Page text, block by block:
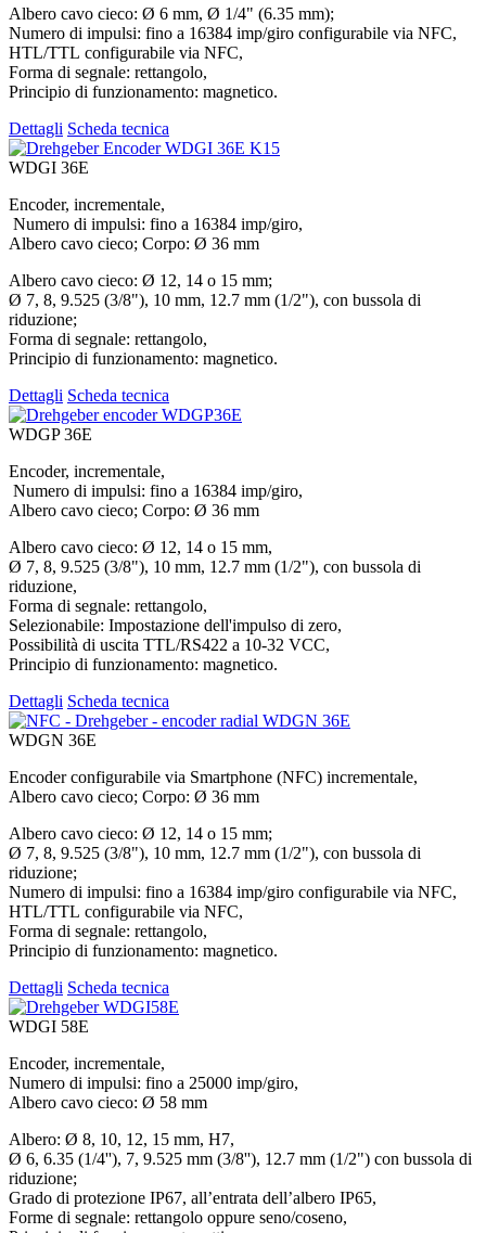
Albero cavo cieco: Ø 6 mm, Ø 1/4" (6.35 mm);
Numero di impulsi: fino a 16384 imp/giro configurabile via NFC,
HTL/TTL configurabile via NFC,
Forma di segnale: rettangolo,
Principio di funzionamento: magnetico.
Dettagli Scheda tecnica
WDGI 36E
Encoder, incrementale,
Numero di impulsi: fino a 16384 imp/giro,
Albero cavo cieco; Corpo: Ø 36 mm
Albero cavo cieco: Ø 12, 14 o 15 mm;
Ø 7, 8, 9.525 (3/8"), 10 mm, 12.7 mm (1/2"), con bussola di
riduzione;
Forma di segnale: rettangolo,
Principio di funzionamento: magnetico.
Dettagli Scheda tecnica
WDGP 36E
Encoder, incrementale,
Numero di impulsi: fino a 16384 imp/giro,
Albero cavo cieco; Corpo: Ø 36 mm
Albero cavo cieco: Ø 12, 14 o 15 mm,
Ø 7, 8, 9.525 (3/8"), 10 mm, 12.7 mm (1/2"), con bussola di
riduzione,
Forma di segnale: rettangolo,
Selezionabile: Impostazione dell'impulso di zero,
Possibilità di uscita TTL/RS422 a 10-32 VCC,
Principio di funzionamento: magnetico.
Dettagli Scheda tecnica
WDGN 36E
Encoder configurabile via Smartphone (NFC) incrementale,
Albero cavo cieco; Corpo: Ø 36 mm
Albero cavo cieco: Ø 12, 14 o 15 mm;
Ø 7, 8, 9.525 (3/8"), 10 mm, 12.7 mm (1/2"), con bussola di
riduzione;
Numero di impulsi: fino a 16384 imp/giro configurabile via NFC,
HTL/TTL configurabile via NFC,
Forma di segnale: rettangolo,
Principio di funzionamento: magnetico.
Dettagli Scheda tecnica
WDGI 58E
Encoder, incrementale,
Numero di impulsi: fino a 25000 imp/giro,
Albero cavo cieco: Ø 58 mm
Albero: Ø 8, 10, 12, 15 mm, H7,
Ø 6, 6.35 (1/4''), 7, 9.525 mm (3/8''), 12.7 mm (1/2") con bussola di
riduzione;
Grado di protezione IP67, all’entrata dell’albero IP65,
Forme di segnale: rettangolo oppure seno/coseno,